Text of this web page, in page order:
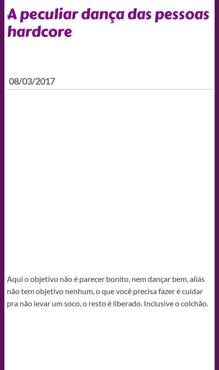
A peculiar dança das pessoas
hardcore
08/03/2017
Aqui o objetivo não é parecer bonito, nem dançar bem, aliás
não tem objetivo nenhum, o que você precisa fazer é cuidar
pra não levar um soco, o resto é liberado. Inclusive o colchão.